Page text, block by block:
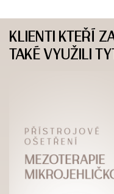
KLIENTI KTEŘÍ
TAKÉ VYUŽILI